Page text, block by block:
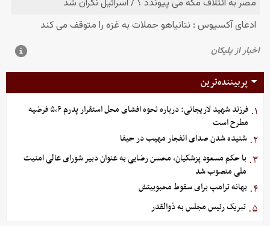
پربیننده‌ترین
۱.
فرزند شهید لاریجانی: درباره نحوه افشای محل استقرار پدرم ۵،۶ فرضیه
مطرح است
۲. شنیده شدن صدای انفجار مهیب در حیفا
۳. با حکم مسعود پزشکیان، محسن رضایی به عنوان دبیر شورای عالی امنیت
ملی منصوب شد
۴. بهانه ترامپ برای سقوط محبوبیتش
۵. تبریک رئیس مجلس به ذوالقدر